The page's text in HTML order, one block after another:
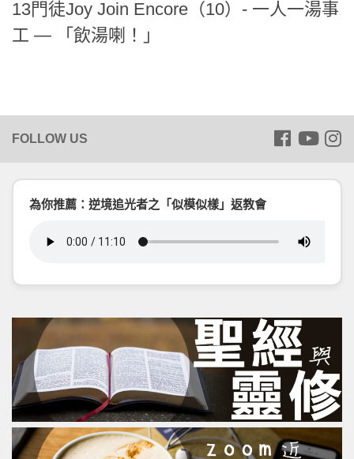
13門徒Joy Join Encore（10）- 一人一湯事
工 — 「飲湯喇！」
為你推薦：逆境追光者之「似模似樣」返教會